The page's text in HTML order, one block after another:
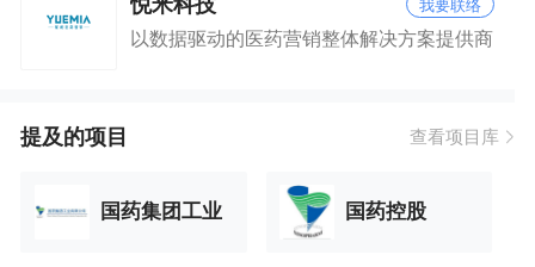
悦米科技 我要联络
以数据驱动的医药营销整体解决方案提供商
提及的项目 查看项目库
国药集团工业 国药控股